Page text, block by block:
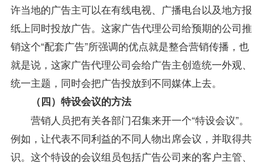
许当地的广告主可以在有线电视、广播电台以及地方报
纸上同时投放广告。这家广告代理公司给预期的公司推
销这个“配套广告”所强调的优点就是整合营销传播，也
就是说，这家广告代理公司会给广告主创造统一外观、
统一主题，同时会把广告投放到不同媒体上去。
（四）特设会议的方法
营销人员把有关各部门召集来开一个“特设会议”。
例如，让代表不同利益的不同人物出席会议，并取得共
识。这个特设的会议组员包括广告公司来的客户主管、